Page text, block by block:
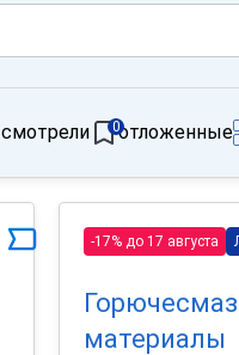
отложенные
0
-17% до 17 августа
материалы